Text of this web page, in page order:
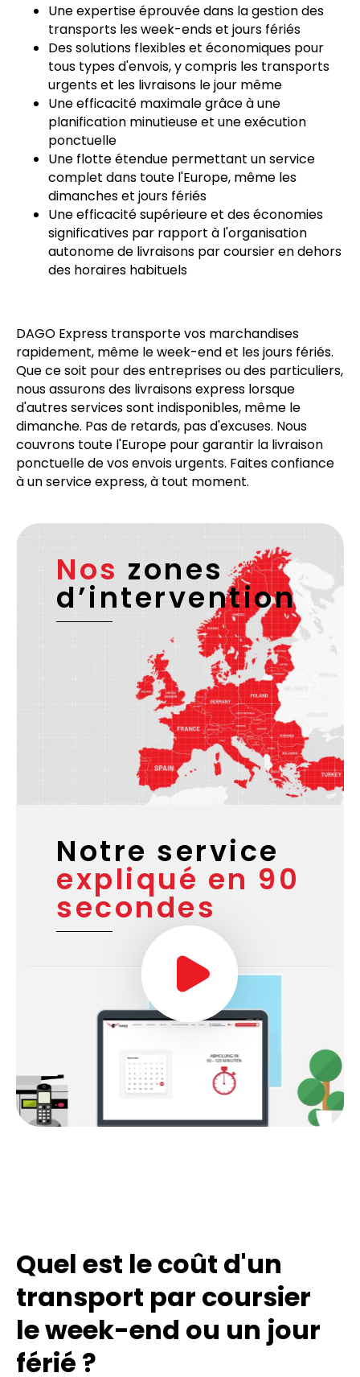
Une expertise éprouvée dans la gestion des
transports les week-ends et jours fériés
Des solutions flexibles et économiques pour
tous types d'envois, y compris les transports
urgents et les livraisons le jour même
Une efficacité maximale grâce à une
planification minutieuse et une exécution
ponctuelle
Une flotte étendue permettant un service
complet dans toute l'Europe, même les
dimanches et jours fériés
Une efficacité supérieure et des économies
significatives par rapport à l'organisation
autonome de livraisons par coursier en dehors
des horaires habituels
DAGO Express transporte vos marchandises
rapidement, même le week-end et les jours fériés.
Que ce soit pour des entreprises ou des particuliers,
nous assurons des livraisons express lorsque
d'autres services sont indisponibles, même le
dimanche. Pas de retards, pas d'excuses. Nous
couvrons toute l'Europe pour garantir la livraison
ponctuelle de vos envois urgents. Faites confiance
à un service express, à tout moment.
Nos zones
d’intervention
Notre service
expliqué en 90
secondes
Quel est le coût d'un
transport par coursier
le week-end ou un jour
férié ?